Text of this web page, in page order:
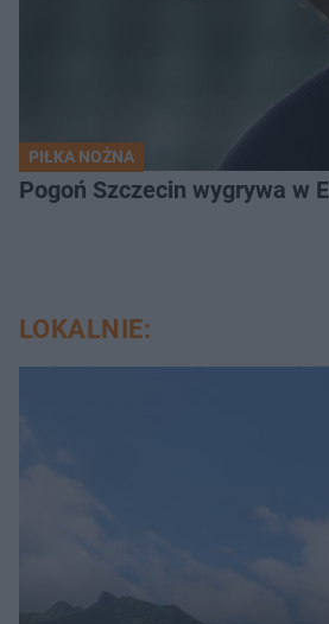
PIŁKA NOŻNA
Pogoń Szczecin wygrywa w
LOKALNIE: